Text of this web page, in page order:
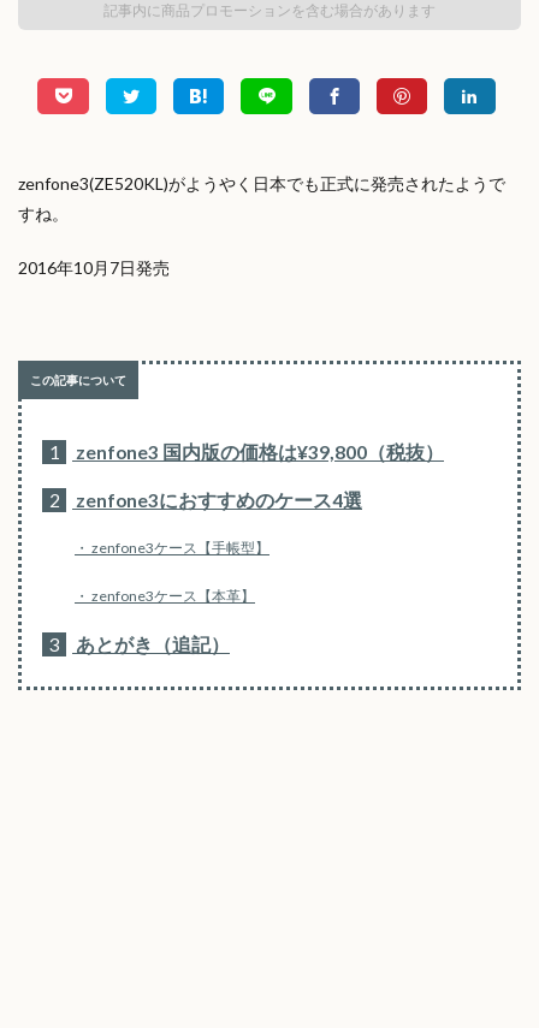
記事内に商品プロモーションを含む場合があります
zenfone3(ZE520KL)がようやく日本でも正式に発売されたようで
すね。
2016年10月7日発売
1 zenfone3 国内版の価格は¥39,800（税抜）
2 zenfone3におすすめのケース4選
zenfone3ケース【手帳型】
zenfone3ケース【本革】
3 あとがき（追記）